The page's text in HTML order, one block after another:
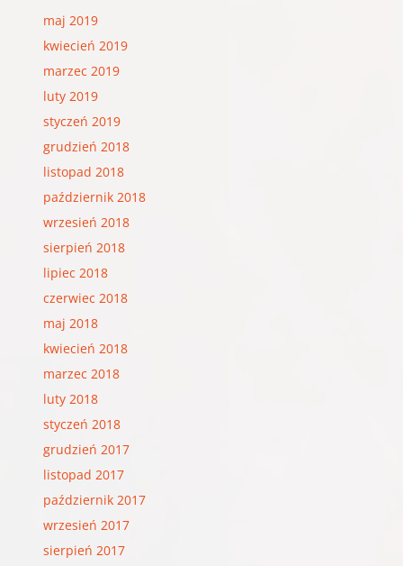
maj 2019
kwiecień 2019
marzec 2019
luty 2019
styczeń 2019
grudzień 2018
listopad 2018
październik 2018
wrzesień 2018
sierpień 2018
lipiec 2018
czerwiec 2018
maj 2018
kwiecień 2018
marzec 2018
luty 2018
styczeń 2018
grudzień 2017
listopad 2017
październik 2017
wrzesień 2017
sierpień 2017